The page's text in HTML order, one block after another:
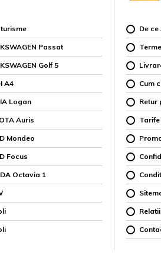
Passat
Golf 5
A4
Logan
Auris
Mondeo
Focus
Octavia 1
De ce
Cum
Retur